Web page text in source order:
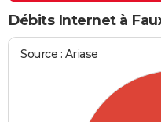
Bricolage
Lifestyle
Culture
Sport
Auto
Television
Voyage
Cinema
Débits Internet à
Source : Ariase